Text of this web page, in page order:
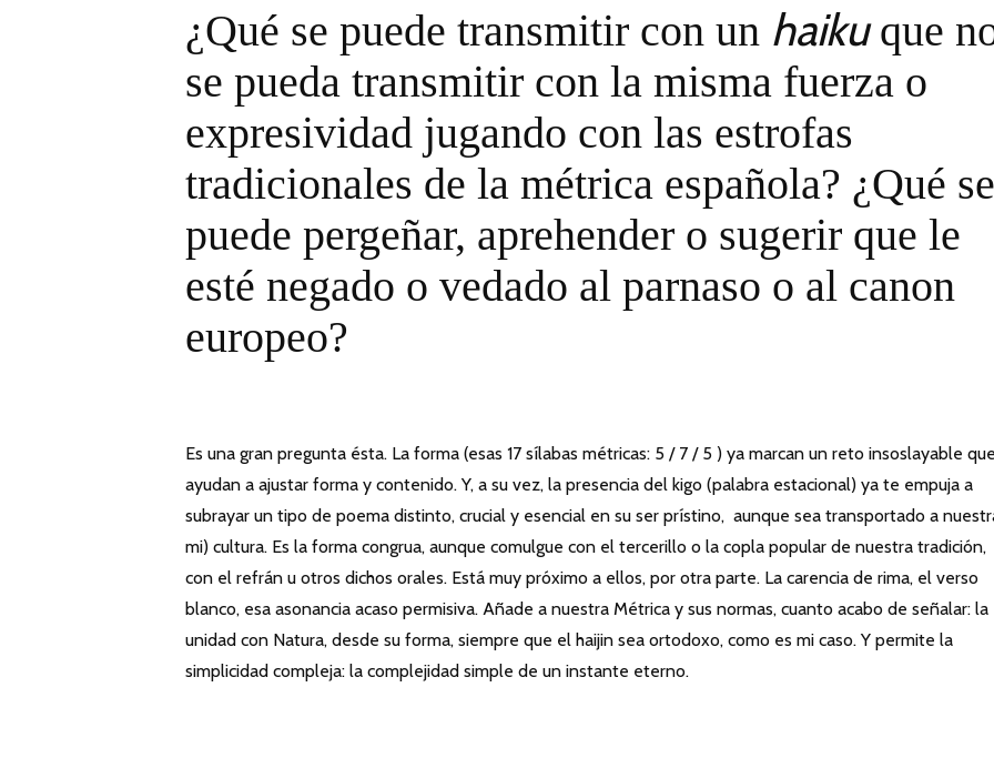
¿Qué se puede transmitir con un haikuque
se pueda transmitir con la misma fuerza o
expresividad jugando con las estrofas
tradicionales de la métrica española? ¿Qué se
puede pergeñar, aprehender o sugerir que le
esté negado o vedado al parnaso o al canon
europeo?
Es una gran pregunta ésta. La forma (esas 17 sílabas métricas: 5 / 7 / 5 ) ya marcan un reto insoslayable
ayudan a ajustar forma y contenido. Y, a su vez, la presencia del kigo (palabra estacional) ya te empuja a
subrayar un tipo de poema distinto, crucial y esencial en su ser prístino, aunque sea transportado a
mi) cultura. Es la forma congrua, aunque comulgue con el tercerillo o la copla popular de nuestra tradición,
con el refrán u otros dichos orales. Está muy próximo a ellos, por otra parte. La carencia de rima, el verso
blanco, esa asonancia acaso permisiva. Añade a nuestra Métrica y sus normas, cuanto acabo de señalar: la
unidad con Natura, desde su forma, siempre que el haijin sea ortodoxo, como es mi caso. Y permite la
simplicidad compleja: la complejidad simple de un instante eterno.